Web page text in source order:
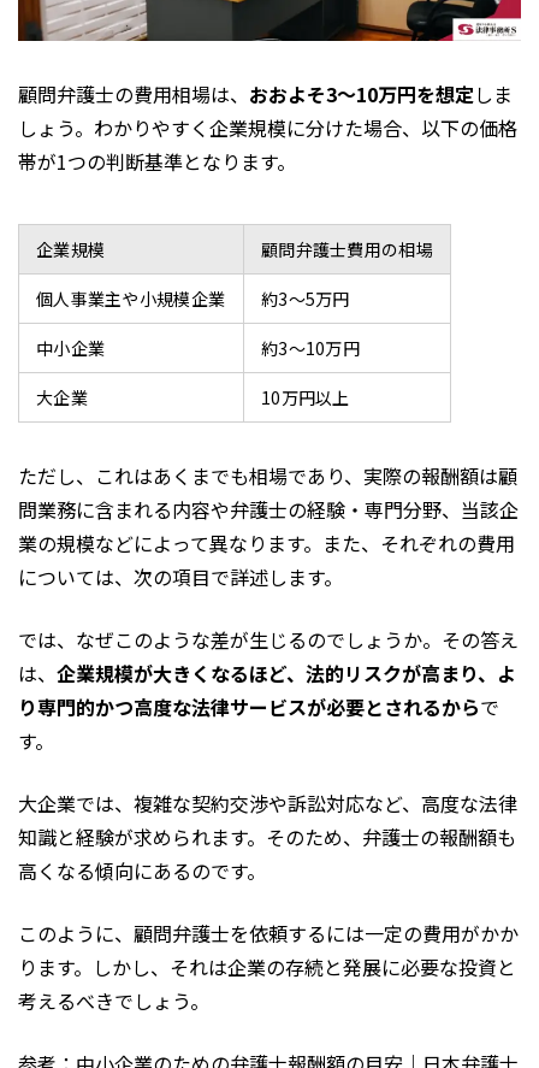
顧問弁護士の費用相場は、 おおよそ3〜10万円を想定しま
しょう。わかりやすく企業規模に分けた場合、以下の価格
帯が1つの判断基準となります。
企業規模 顧問弁護士費用の相場
個人事業主や小規模企業 約3～5万円
中小企業 約3〜10万円
大企業 10万円以上
ただし、これはあくまでも相場であり、実際の報酬額は顧
問業務に含まれる内容や弁護士の経験・専門分野、当該企
業の規模などによって異なります。また、それぞれの費用
については、次の項目で詳述します。
では、なぜこのような差が生じるのでしょうか。その答え
は、 企業規模が大きくなるほど、法的リスクが高まり、よ
り専門的かつ高度な法律サービスが必要とされるからで
す。
大企業では、複雑な契約交渉や訴訟対応など、高度な法律
知識と経験が求められます。そのため、弁護士の報酬額も
高くなる傾向にあるのです。
このように、顧問弁護士を依頼するには一定の費用がかか
ります。しかし、それは企業の存続と発展に必要な投資と
考えるべきでしょう。